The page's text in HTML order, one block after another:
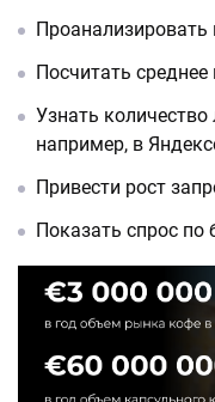
Проанализировать
Посчитать
Узнать
например, в
Привести рост
Показать спрос по